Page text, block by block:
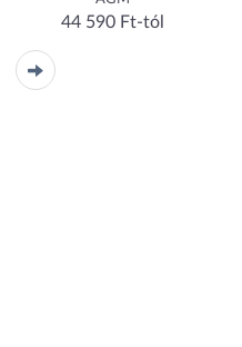
44 590 Ft-tól